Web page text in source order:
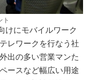
ト
けにモバイルワーク
レワークを行なう社
出の多い営業マンた
ースなど幅広い用途